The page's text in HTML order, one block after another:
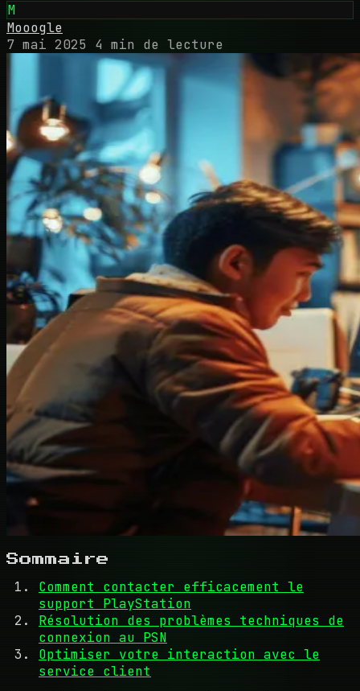
M
Mooogle
7 mai 2025
4 min de lecture
Sommaire
Comment contacter efficacement le
support PlayStation
Résolution des problèmes techniques de
connexion au PSN
Optimiser votre interaction avec le
service client